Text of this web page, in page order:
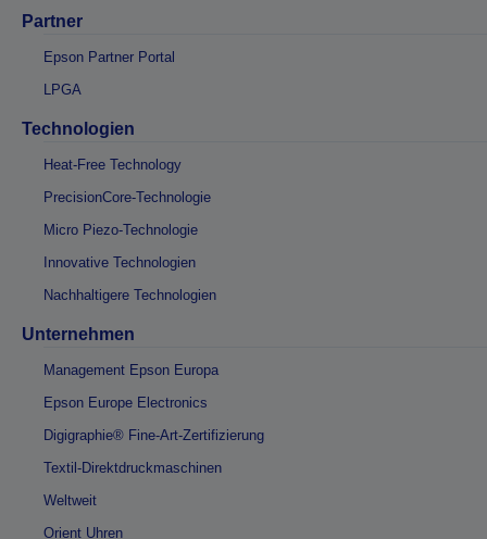
Partner
Epson Partner Portal
LPGA
Technologien
Heat-Free Technology
PrecisionCore-Technologie
Micro Piezo-Technologie
Innovative Technologien
Nachhaltigere Technologien
Unternehmen
Management Epson Europa
Epson Europe Electronics
Digigraphie® Fine-Art-Zertifizierung
Textil-Direktdruckmaschinen
Weltweit
Orient Uhren